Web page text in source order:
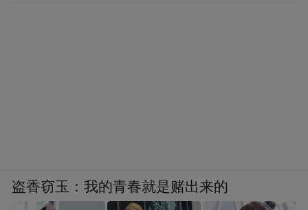
盗香窃玉：我的青春就是赌出来的